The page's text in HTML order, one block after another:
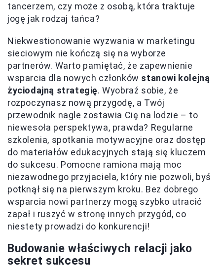
tancerzem, czy może z osobą, która traktuje
jogę jak rodzaj tańca?
Niekwestionowanie wyzwania w marketingu
sieciowym nie kończą się na wyborze
partnerów. Warto pamiętać, że zapewnienie
wsparcia dla nowych członków stanowi kolejną
życiodajną strategię. Wyobraź sobie, że
rozpoczynasz nową przygodę, a Twój
przewodnik nagle zostawia Cię na lodzie – to
niewesoła perspektywa, prawda? Regularne
szkolenia, spotkania motywacyjne oraz dostęp
do materiałów edukacyjnych stają się kluczem
do sukcesu. Pomocne ramiona mają moc
niezawodnego przyjaciela, który nie pozwoli, byś
potknął się na pierwszym kroku. Bez dobrego
wsparcia nowi partnerzy mogą szybko utracić
zapał i ruszyć w stronę innych przygód, co
niestety prowadzi do konkurencji!
Budowanie właściwych relacji jako
sekret sukcesu